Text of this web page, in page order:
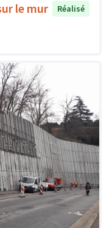
le mur
Réalisé